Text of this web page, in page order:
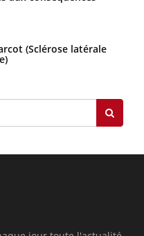
(Sclérose latérale